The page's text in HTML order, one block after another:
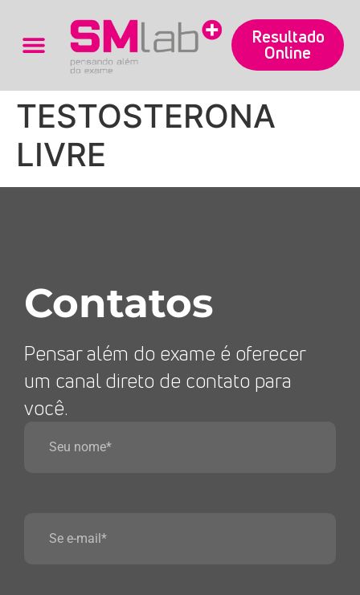
Resultado
Online
TESTOSTERONA
LIVRE
Contatos
Pensar além do exame é oferecer
um canal direto de contato para
você.